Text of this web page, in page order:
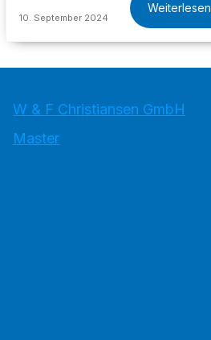
10. September 2024
Weiterlesen
W & F Christiansen GmbH
Master